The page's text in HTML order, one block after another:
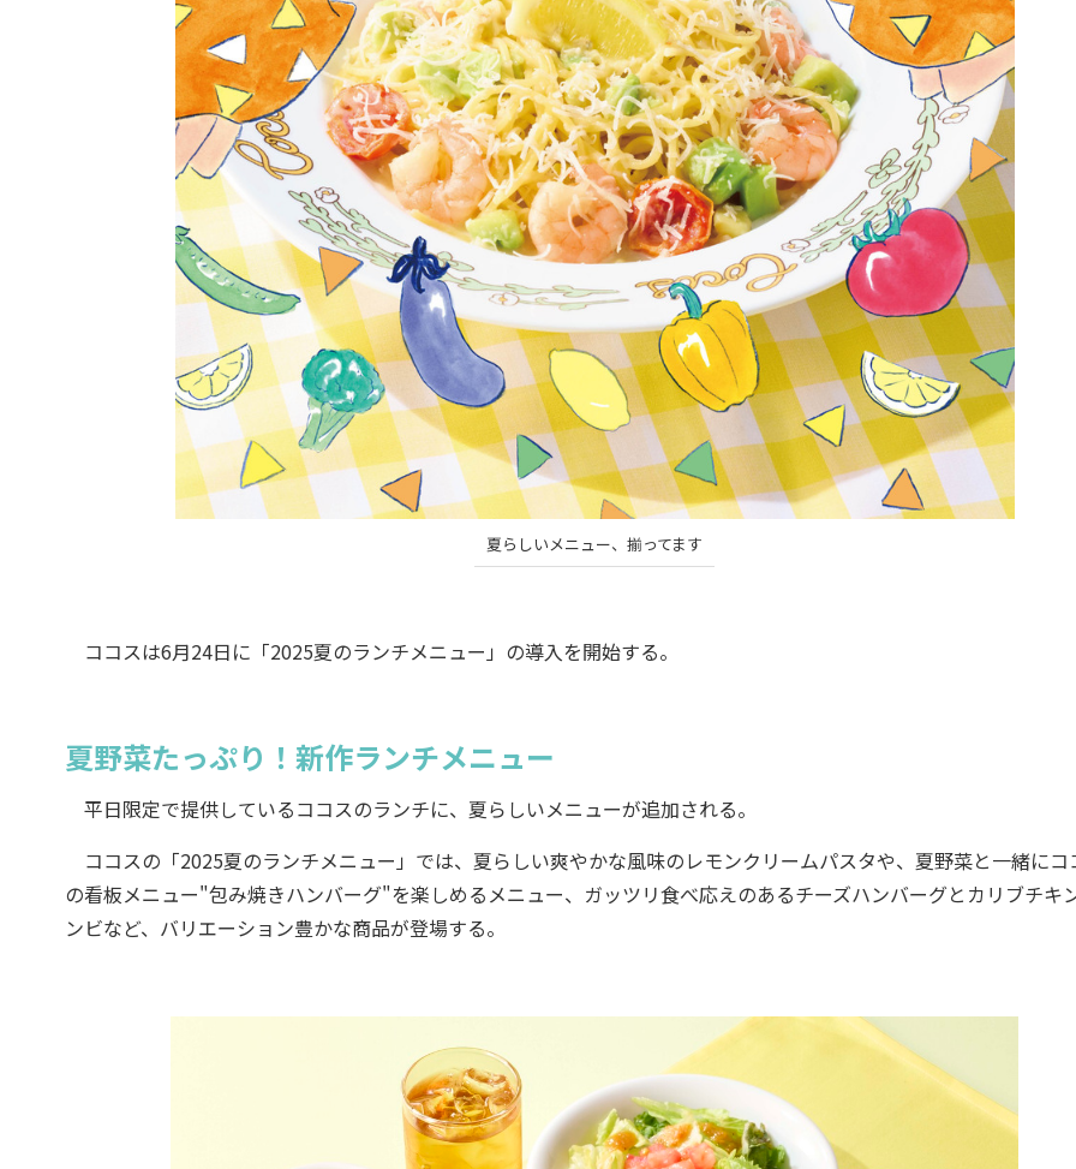
夏らしいメニュー、揃ってます
ココスは6月24日に「2025夏のランチメニュー」の導入を開始する。
夏野菜たっぷり！新作ランチメニュー
平日限定で提供しているココスのランチに、夏らしいメニューが追加される。
ココスの「2025夏のランチメニュー」では、夏らしい爽やかな風味のレモンクリームパスタや、夏野菜と一緒にコ
の看板メニュー"包み焼きハンバーグ"を楽しめるメニュー、ガッツリ食べ応えのあるチーズハンバーグとカリブチキ
ンビなど、バリエーション豊かな商品が登場する。